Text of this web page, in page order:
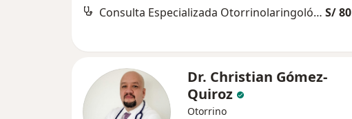
Consulta Especializada Otorrinolaringológica S/ 80
Dr. Christian Gómez-
Quiroz
Otorrino